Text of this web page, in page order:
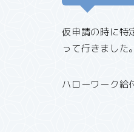
仮申請の時に特
って行きました。
ハローワーク給